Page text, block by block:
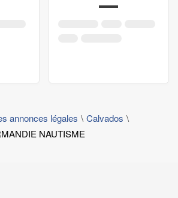
annonces légales
Calvados
NAUTISME